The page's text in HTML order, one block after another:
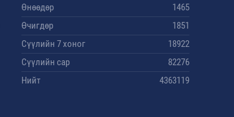
Өнөөдөр
1465
Өчигдөр
1851
Сүүлийн 7 хоног
18922
Сүүлийн сар
82276
Нийт
4363119